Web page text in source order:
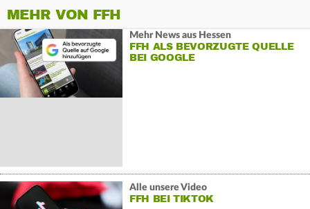
MEHR VON FFH
Mehr News aus Hessen
FFH ALS BEVORZUGTE QUELLE
BEI GOOGLE
Alle unsere Video
FFH BEI TIKTOK